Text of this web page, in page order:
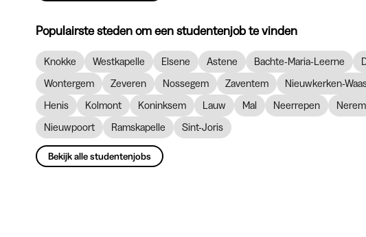
Populairste steden om een studentenjob te vinden
Knokke Westkapelle Elsene Astene Bachte-Maria-Leerne
Wontergem
Zeveren Nossegem Zaventem Nieuwkerken-
Henis
Kolmont Koninksem Lauw Mal Neerrepen Nerem
Nieuwpoort
Ramskapelle Sint-Joris
Bekijk alle studentenjobs